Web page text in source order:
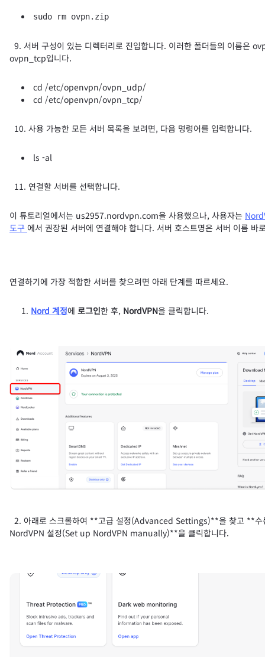
sudo rm ovpn.zip
9. 서버 구성이 있는 디렉터리로 진입합니다. 이러한 폴더들의 이름은
ovpn_tcp입니다.
cd /etc/openvpn/ovpn_udp/
cd /etc/openvpn/ovpn_tcp/
10. 사용 가능한 모든 서버 목록을 보려면, 다음 명령어를 입력합니다.
ls -al
11. 연결할 서버를 선택합니다.
이 튜토리얼에서는 us2957.nordvpn.com을 사용했으나, 사용자는
도구 에서 권장된 서버에 연결해야 합니다. 서버 호스트명은 서버 이름 바
연결하기에 가장 적합한 서버를 찾으려면 아래 단계를 따르세요.
Nord 계정에 로그인한 후, NordVPN을 클릭합니다.
2. 아래로 스크롤하여 **고급 설정(Advanced Settings)**을 찾고 **수
NordVPN 설정(Set up NordVPN manually)**을 클릭합니다.